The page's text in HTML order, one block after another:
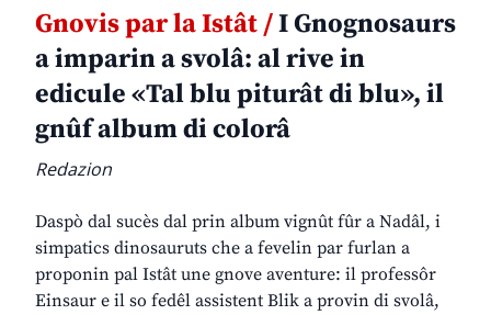
Gnovis par la Istât /I Gnognosaurs
a imparin a svolâ: al rive in
edicule «Tal blu piturât di blu», il
gnûf album di colorâ
Redazion
Daspò dal sucès dal prin album vignût fûr a Nadâl, i
simpatics dinosauruts che a fevelin par furlan a
proponin pal Istât une gnove aventure: il professôr
Einsaur e il so fedêl assistent Blik a provin di svolâ,